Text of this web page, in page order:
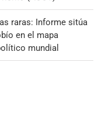
raras: Informe sitúa
en el mapa
mundial